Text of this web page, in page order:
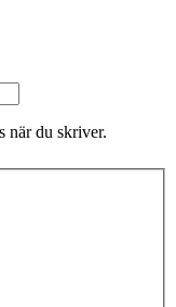
när du skriver.